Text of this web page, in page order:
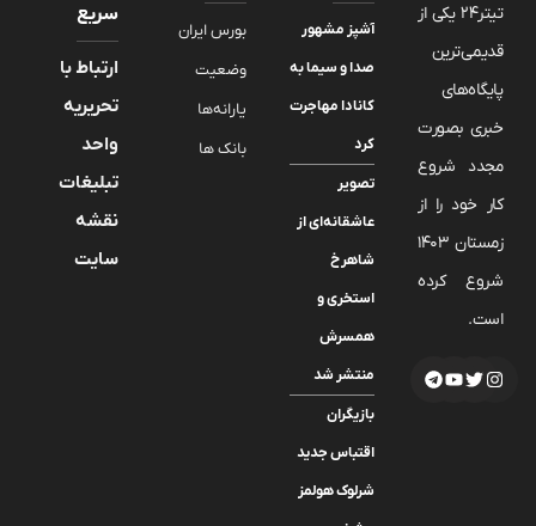
تیتر24 یکی از
قدیمی‌ترین
پایگاه‌های
خبری بصورت
مجدد شروع
کار خود را از
زمستان 1403
شروع کرده
است.
آشپز مشهور
صدا و سیما به
کانادا مهاجرت
کرد
تصویر
عاشقانه‌ای از
شاهرخ
استخری و
همسرش
منتشر شد
بازیگران
اقتباس جدید
شرلوک هولمز
بورس ایران
وضعیت
یارانه‌ها
بانک ها
سریع
ارتباط با
تحریریه
واحد
تبلیغات
نقشه
سایت